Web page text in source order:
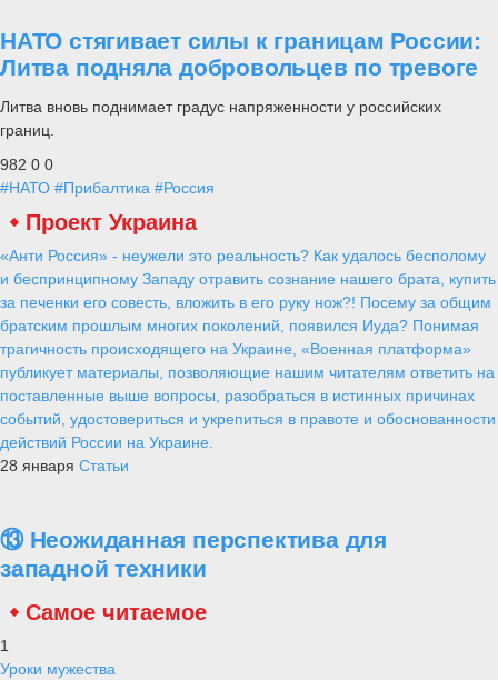
НАТО стягивает силы к границам России:
Литва подняла добровольцев по тревоге
Литва вновь поднимает градус напряженности у российских
границ.
982 0 0
#НАТО #Прибалтика #Россия
Проект Украина
«Анти Россия» - неужели это реальность? Как удалось бесполому
и беспринципному Западу отравить сознание нашего брата, купить
за печенки его совесть, вложить в его руку нож?! Посему за общим
братским прошлым многих поколений, появился Иуда? Понимая
трагичность происходящего на Украине, «Военная платформа»
публикует материалы, позволяющие нашим читателям ответить на
поставленные выше вопросы, разобраться в истинных причинах
событий, удостовериться и укрепиться в правоте и обоснованности
действий России на Украине.
28 января Статьи
⑬ Неожиданная перспектива для
западной техники
Самое читаемое
1
Уроки мужества